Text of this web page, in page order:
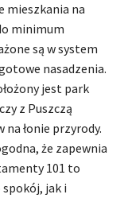
mieszkania na
minimum
są w system
nasadzenia.
jest park
z Puszczą
łonie przyrody.
że zapewnia
101 to
jak i